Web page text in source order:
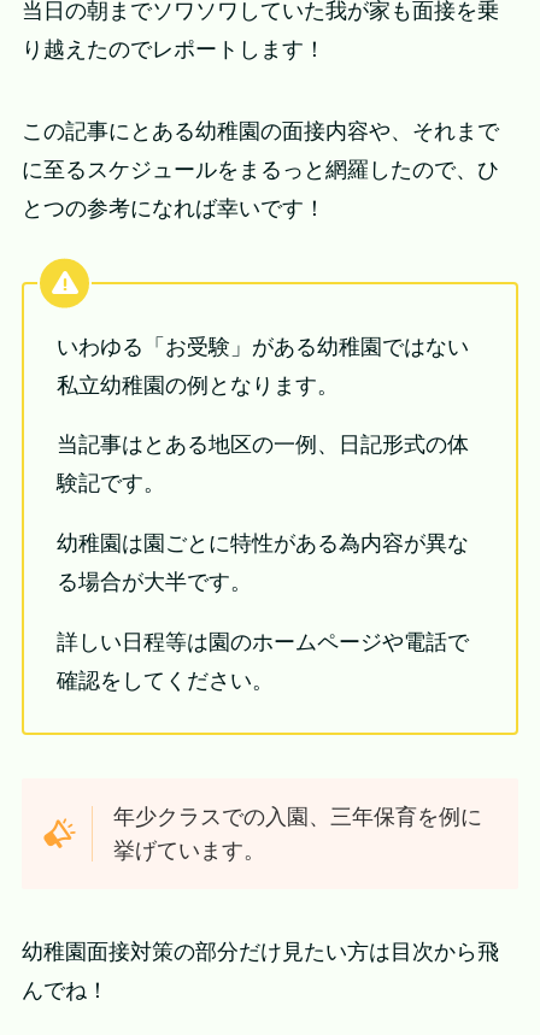
当日の朝までソワソワしていた我が家も面接を乗
り越えたのでレポートします！
この記事にとある幼稚園の面接内容や、それまで
に至るスケジュールをまるっと網羅したので、ひ
とつの参考になれば幸いです！
いわゆる「お受験」がある幼稚園ではない
私立幼稚園の例となります。
当記事はとある地区の一例、日記形式の体
験記です。
幼稚園は園ごとに特性がある為内容が異な
る場合が大半です。
詳しい日程等は園のホームページや電話で
確認をしてください。
年少クラスでの入園、三年保育を例に
挙げています。
幼稚園面接対策の部分だけ見たい方は目次から飛
んでね！